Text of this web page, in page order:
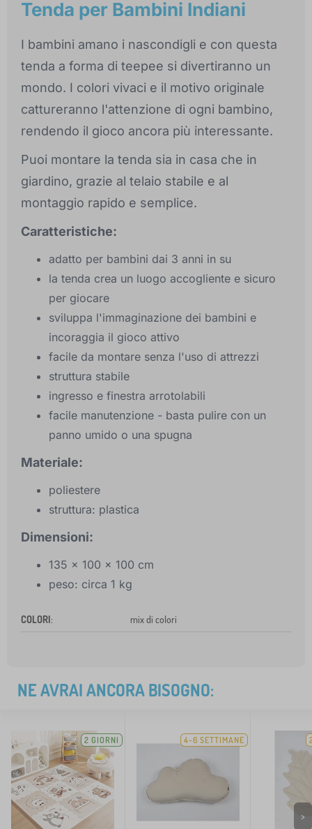
Tenda per Bambini Indiani
I bambini amano i nascondigli e con questa
tenda a forma di teepee si divertiranno un
mondo. I colori vivaci e il motivo originale
cattureranno l'attenzione di ogni bambino,
rendendo il gioco ancora più interessante.
Puoi montare la tenda sia in casa che in
giardino, grazie al telaio stabile e al
montaggio rapido e semplice.
Caratteristiche:
adatto per bambini dai 3 anni in su
la tenda crea un luogo accogliente e sicuro
per giocare
sviluppa l'immaginazione dei bambini e
incoraggia il gioco attivo
facile da montare senza l'uso di attrezzi
struttura stabile
ingresso e finestra arrotolabili
facile manutenzione - basta pulire con un
panno umido o una spugna
Materiale:
poliestere
struttura: plastica
Dimensioni:
135 x 100 x 100 cm
peso: circa 1 kg
COLORI: mix di colori
NE AVRAI ANCORA BISOGNO:
2 GIORNI 4-6 SETTIMANE
>